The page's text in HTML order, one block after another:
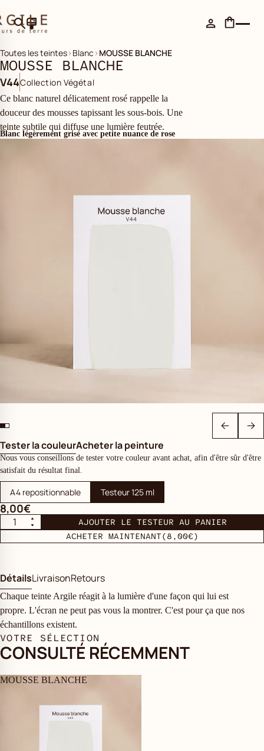
Toutes les teintes›Blanc ›MOUSSE BLANCHE
MOUSSE BLANCHE
V44Collection Végétal
Ce blanc naturel délicatement rosé rappelle la
douceur des mousses tapissant les sous-bois. Une
teinte subtile qui diffuse une lumière feutrée.
Blanc légèrement grisé avec petite nuance de rose
Tester la couleurAcheter la peinture
Nous vous conseillons de tester votre couleur avant achat, afin d'être sûr d'être
satisfait du résultat final.
A4 repositionnable Testeur 125 ml
8,00€
AJOUTER LE TESTEUR AU PANIER
ACHETER MAINTENANT(8,00€)
DétailsLivraisonRetours
Chaque teinte Argile réagit à la lumière d'une façon qui lui est
propre. L'écran ne peut pas vous la montrer. C'est pour ça que nos
échantillons existent.
VOTRE SÉLECTION
CONSULTÉ RÉCEMMENT
MOUSSE BLANCHE